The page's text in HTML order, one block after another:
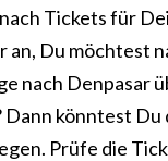
Tickets für
an, Du möchtest
nach Denpasar
Dann könntest
Prüfe die